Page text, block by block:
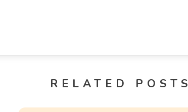
RELATED POSTS